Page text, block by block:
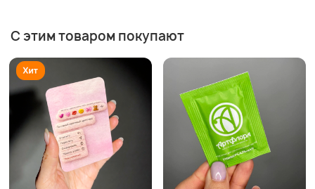
С этим товаром покупают